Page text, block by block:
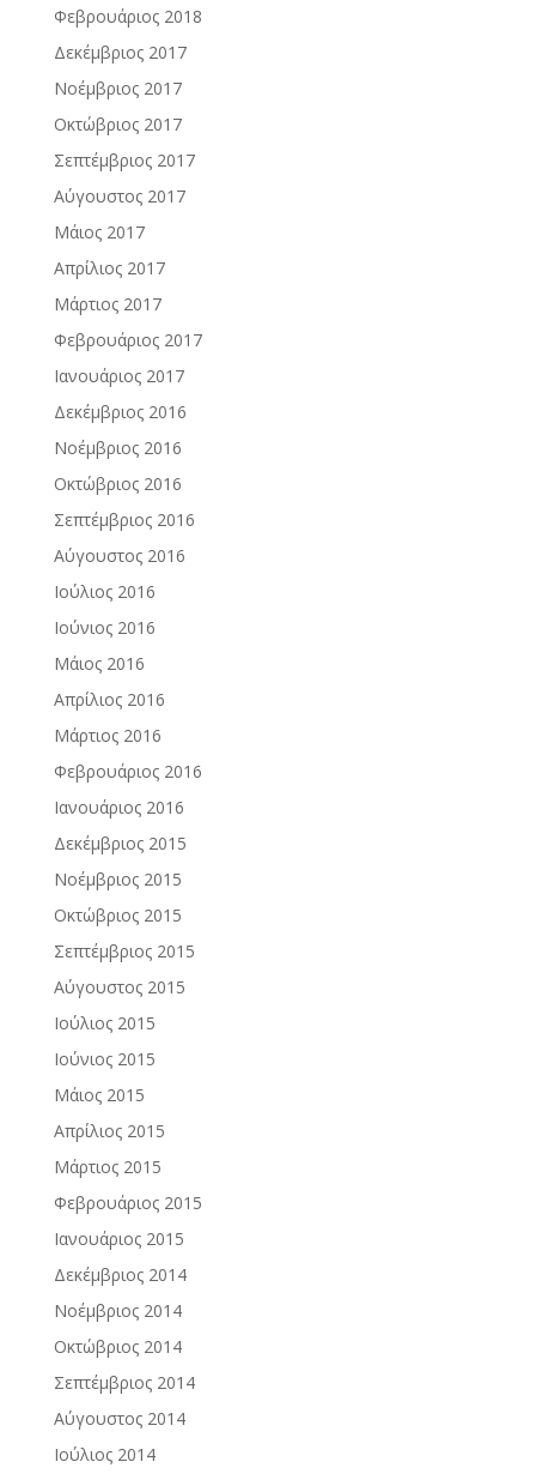
Φεβρουάριος 2018
Δεκέμβριος 2017
Νοέμβριος 2017
Οκτώβριος 2017
Σεπτέμβριος 2017
Αύγουστος 2017
Μάιος 2017
Απρίλιος 2017
Μάρτιος 2017
Φεβρουάριος 2017
Ιανουάριος 2017
Δεκέμβριος 2016
Νοέμβριος 2016
Οκτώβριος 2016
Σεπτέμβριος 2016
Αύγουστος 2016
Ιούλιος 2016
Ιούνιος 2016
Μάιος 2016
Απρίλιος 2016
Μάρτιος 2016
Φεβρουάριος 2016
Ιανουάριος 2016
Δεκέμβριος 2015
Νοέμβριος 2015
Οκτώβριος 2015
Σεπτέμβριος 2015
Αύγουστος 2015
Ιούλιος 2015
Ιούνιος 2015
Μάιος 2015
Απρίλιος 2015
Μάρτιος 2015
Φεβρουάριος 2015
Ιανουάριος 2015
Δεκέμβριος 2014
Νοέμβριος 2014
Οκτώβριος 2014
Σεπτέμβριος 2014
Αύγουστος 2014
Ιούλιος 2014